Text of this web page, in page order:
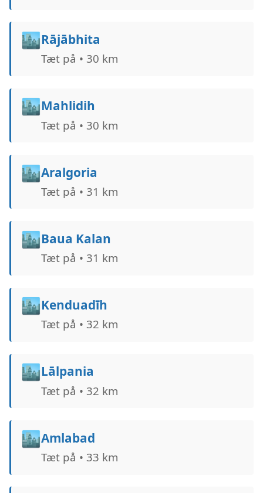
🏙️Rājābhita
Tæt på • 30 km
🏙️Mahlidih
Tæt på • 30 km
🏙️Aralgoria
Tæt på • 31 km
🏙️Baua Kalan
Tæt på • 31 km
🏙️Kenduadīh
Tæt på • 32 km
🏙️Lālpania
Tæt på • 32 km
🏙️Amlabad
Tæt på • 33 km